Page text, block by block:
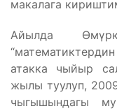
макалага
Айылда
атакка чыйыр
жылы туулуп,
чыгышындагы